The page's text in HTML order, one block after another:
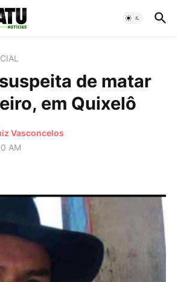
de matar
em Quixelô
Vasconcelos
AM